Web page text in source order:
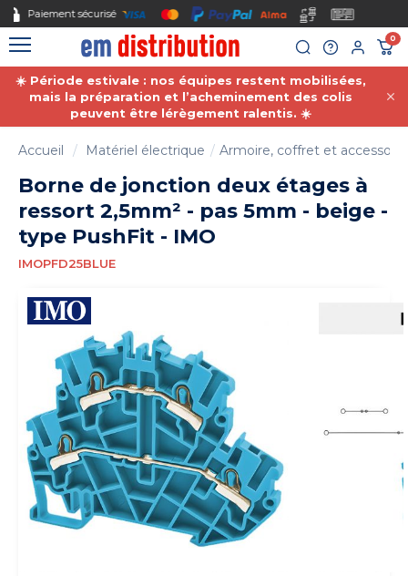
Nous acceptons le paiement par mandat administratif.
0
☀️ Période estivale : nos équipes restent mobilisées,
mais la préparation et l’acheminement des colis
peuvent être lérègement ralentis. ☀️
Accueil Matériel électrique Armoire, coffret et
Borne de jonction deux étages à
ressort 2,5mm² - pas 5mm - beige -
type PushFit - IMO
IMOPFD25BLUE
Gestion des cookies